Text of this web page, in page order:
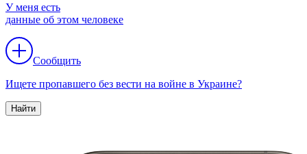
У меня есть
данные об этом человеке
Сообщить
Ищете пропавшего без вести на войне в Украине?
Найти